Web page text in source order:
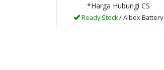
*Harga Hubungi CS
Ready Stock/ Albox Battery